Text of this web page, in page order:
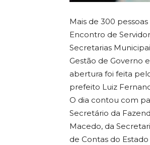
Mais de 300
Encontro de
Secretarias
Gestão de Governo
abertura foi feita
prefeito Luiz
O dia contou com
Secretário da
Macedo, da
de Contas do